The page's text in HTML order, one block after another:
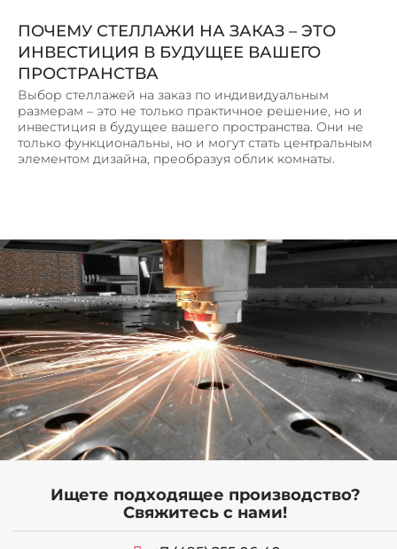
НАШИ РАБОТЫ
КОНТАКТЫ
ПОЧЕМУ СТЕЛЛАЖИ НА ЗАКАЗ – ЭТО
ИНВЕСТИЦИЯ В БУДУЩЕЕ ВАШЕГО
ПРОСТРАНСТВА
Выбор стеллажей на заказ по индивидуальным
размерам – это не только практичное решение, но и
инвестиция в будущее вашего пространства. Они не
только функциональны, но и могут стать центральным
элементом дизайна, преобразуя облик комнаты.
Ищете подходящее производство?
Свяжитесь с нами!
ОБОРУДОВАНИЕ